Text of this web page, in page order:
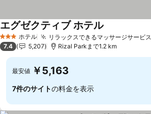
3 ホテルのランク
ホテル リラックスできるマッサージサービス
エグゼクティブ ホテル
7.4 5,207 Rizal Parkまで1.2 km
最安値 ￥5,163
7件のサイトの料金を表示